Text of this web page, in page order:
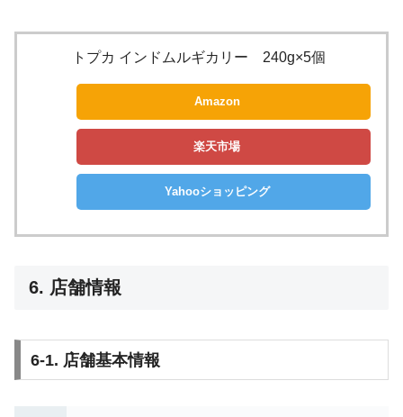
トプカ インドムルギカリー 240g×5個
Amazon
楽天市場
Yahooショッピング
6. 店舗情報
6-1. 店舗基本情報